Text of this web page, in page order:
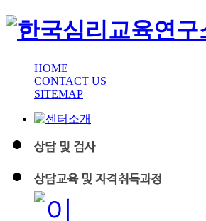
HOME
CONTACT US
SITEMAP